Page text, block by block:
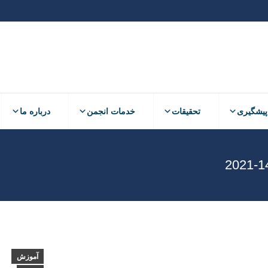
پیشگیری تحقیقات خدمات انجمن درباره ما
آموزش